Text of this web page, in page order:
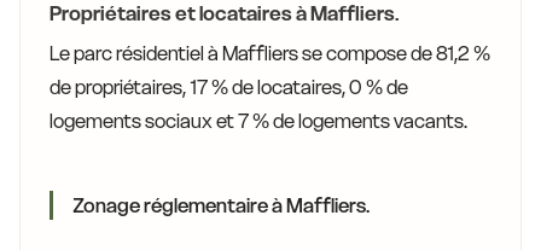
Propriétaires et locataires à Maffliers.
Le parc résidentiel à Maffliers se compose de 81,2 %
de propriétaires, 17 % de locataires, 0 % de
logements sociaux et 7 % de logements vacants.
Zonage réglementaire à Maffliers.